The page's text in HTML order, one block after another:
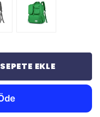
SEPETE EKLE